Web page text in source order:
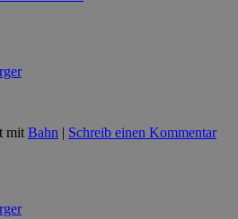
mit Bahn | Schreib einen Kommentar